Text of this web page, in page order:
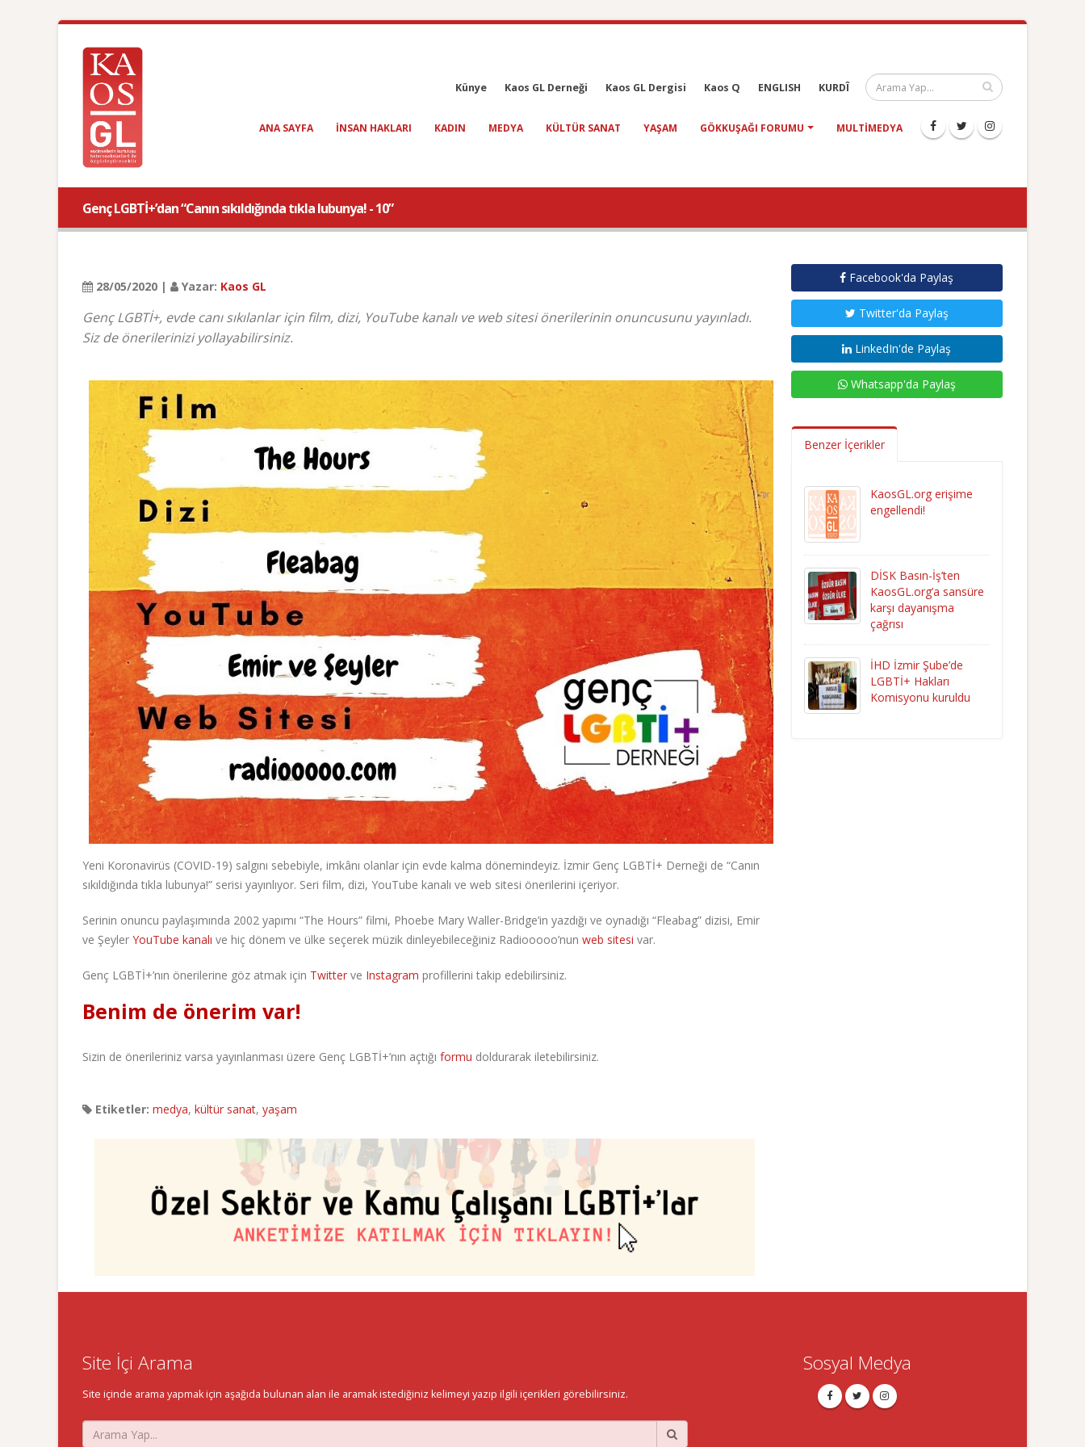
Künye Kaos GL Derneği Kaos GL Dergisi Kaos Q ENGLISH KURDÎ
ANA SAYFA INSAN HAKLARI KADIN MEDYA KÜLTÜR SANAT YAŞAM GÖKKUŞAĞI FORUMU MULTIMEDYA
Genç LGBTİ+’dan “Canın sıkıldığında tıkla lubunya! - 10”
28/05/2020 | Yazar: Kaos GL
Genç LGBTİ+, evde canı sıkılanlar için film, dizi, YouTube kanalı ve web sitesi önerilerinin onuncusunu yayınladı.
Siz de önerilerinizi yollayabilirsiniz.
Yeni Koronavirüs (COVID-19) salgını sebebiyle, imkânı olanlar için evde kalma dönemindeyiz. İzmir Genç LGBTİ+ Derneği de “Canın
sıkıldığında tıkla lubunya!” serisi yayınlıyor. Seri film, dizi, YouTube kanalı ve web sitesi önerilerini içeriyor.
Serinin onuncu paylaşımında 2002 yapımı “The Hours” filmi, Phoebe Mary Waller-Bridge’in yazdığı ve oynadığı “Fleabag” dizisi, Emir
ve Şeyler YouTube kanalı ve hiç dönem ve ülke seçerek müzik dinleyebileceğiniz Radiooooo’nun web sitesi var.
Genç LGBTİ+’nın önerilerine göz atmak için Twitter ve Instagram profillerini takip edebilirsiniz.
Benim de önerim var!
Sizin de önerileriniz varsa yayınlanması üzere Genç LGBTİ+’nın açtığı formu doldurarak iletebilirsiniz.
Etiketler: medya, kültür sanat, yaşam
Facebook'da Paylaş
Twitter'da Paylaş
LinkedIn'de Paylaş
Whatsapp'da Paylaş
Benzer İçerikler
KaosGL.org erişime
engellendi!
DİSK Basın-İş’ten
KaosGL.org’a sansüre
karşı dayanışma
çağrısı
İHD İzmir Şube’de
LGBTİ+ Hakları
Komisyonu kuruldu
Site İçi Arama
Site içinde arama yapmak için aşağıda bulunan alan ile aramak istediğiniz kelimeyi yazıp ilgili içerikleri görebilirsiniz.
Sosyal Medya